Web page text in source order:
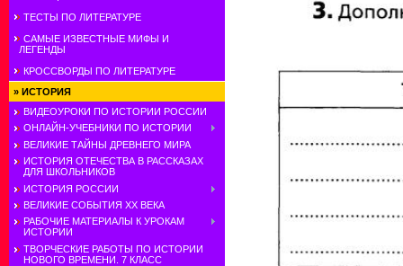
ТЕСТЫ ПО ЛИТЕРАТУРЕ
САМЫЕ ИЗВЕСТНЫЕ МИФЫ И
ЛЕГЕНДЫ
КРОССВОРДЫ ПО ЛИТЕРАТУРЕ
» ИСТОРИЯ
ВИДЕОУРОКИ ПО ИСТОРИИ РОССИИ
ОНЛАЙН-УЧЕБНИКИ ПО ИСТОРИИ
ВЕЛИКИЕ ТАЙНЫ ДРЕВНЕГО МИРА
ИСТОРИЯ ОТЕЧЕСТВА В РАССКАЗАХ
ДЛЯ ШКОЛЬНИКОВ
ИСТОРИЯ РОССИИ
ВЕЛИКИЕ СОБЫТИЯ ХХ ВЕКА
РАБОЧИЕ МАТЕРИАЛЫ К УРОКАМ
ИСТОРИИ
ТВОРЧЕСКИЕ РАБОТЫ ПО ИСТОРИИ
НОВОГО ВРЕМЕНИ. 7 КЛАСС